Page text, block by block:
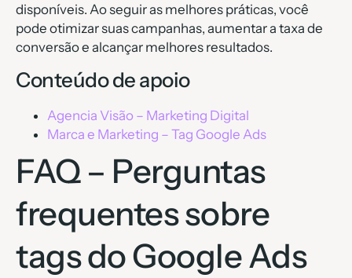
disponíveis. Ao seguir as melhores práticas, você
pode otimizar suas campanhas, aumentar a taxa de
conversão e alcançar melhores resultados.
Conteúdo de apoio
Agencia Visão – Marketing Digital
Marca e Marketing – Tag Google Ads
FAQ – Perguntas
frequentes sobre
tags do Google Ads